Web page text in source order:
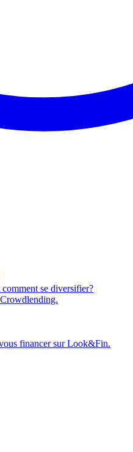
se diversifier?
financer sur Look&Fin.